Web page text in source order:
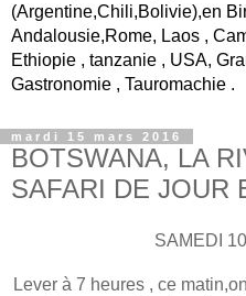
(Argentine,Chili,Bolivie),en
Andalousie,Rome, Laos ,
Ethiopie , tanzanie , USA,
Gastronomie , Tauromachie .
mardi 15 mars 2016
BOTSWANA, LA
SAFARI DE JOUR
SAMEDI
Lever à 7 heures , ce